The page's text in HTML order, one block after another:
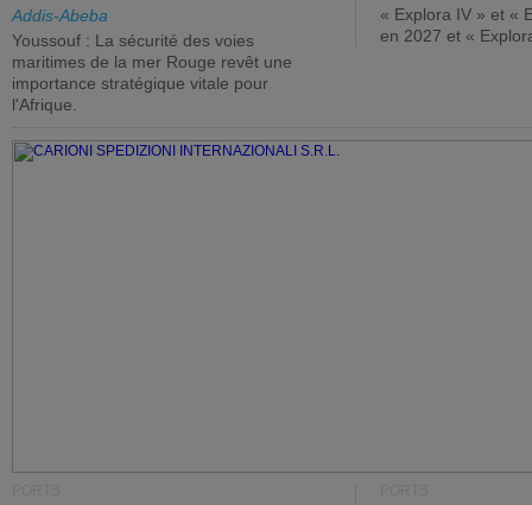
Addis-Abeba
Youssouf : La sécurité des voies
maritimes de la mer Rouge revêt une
importance stratégique vitale pour
l'Afrique.
« Explora IV » et «
en 2027 et «